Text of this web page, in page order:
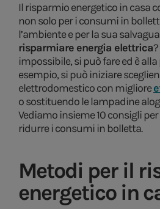
Il risparmio energetico in casa
non solo per i consumi in
l’ambiente e per la sua
risparmiare energia elettrica
impossibile, si può fare ed è
esempio, si può iniziare
elettrodomestico con migliore
o sostituendo le lampadine
Vediamo insieme 10 consigli
ridurre i consumi in bolletta.
Metodi per il
energetico in